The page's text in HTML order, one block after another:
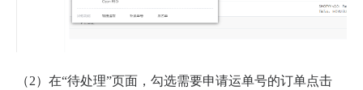
（2）在“待处理”页面，勾选需要申请运单号的订单点击